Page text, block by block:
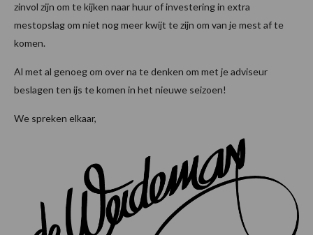
zinvol zijn om te kijken naar huur of investering in extra
mestopslag om niet nog meer kwijt te zijn om van je mest af te
komen.
Al met al genoeg om over na te denken om met je adviseur
beslagen ten ijs te komen in het nieuwe seizoen!
We spreken elkaar,